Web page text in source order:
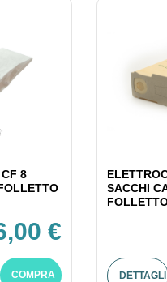
8
€
COMPRA
SACCHI
DETTAGLI